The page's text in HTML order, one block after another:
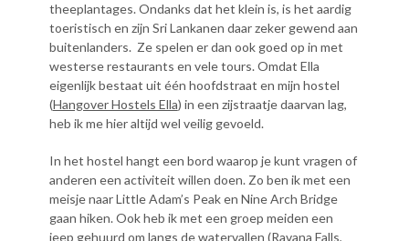
theeplantages. Ondanks dat het klein is, is het aardig
toeristisch en zijn Sri Lankanen daar zeker gewend aan
buitenlanders. Ze spelen er dan ook goed op in met
westerse restaurants en vele tours. Omdat Ella
eigenlijk bestaat uit één hoofdstraat en mijn hostel
(Hangover Hostels Ella) in een zijstraatje daarvan lag,
heb ik me hier altijd wel veilig gevoeld.
In het hostel hangt een bord waarop je kunt vragen of
anderen een activiteit willen doen. Zo ben ik met een
meisje naar Little Adam’s Peak en Nine Arch Bridge
gaan hiken. Ook heb ik met een groep meiden een
jeep gehuurd om langs de watervallen (Ravana Falls,